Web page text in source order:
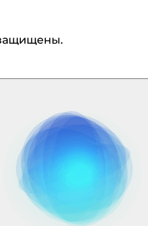
защищены.